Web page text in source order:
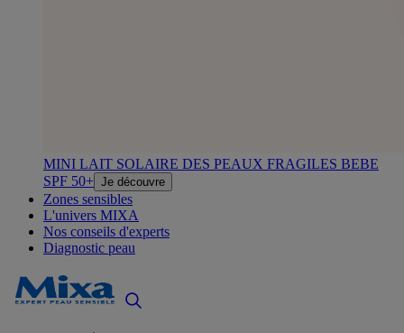
MINI LAIT SOLAIRE DES PEAUX FRAGILES BEBE
SPF 50+ Je découvre
Zones sensibles
L'univers MIXA
Nos conseils d'experts
Diagnostic peau